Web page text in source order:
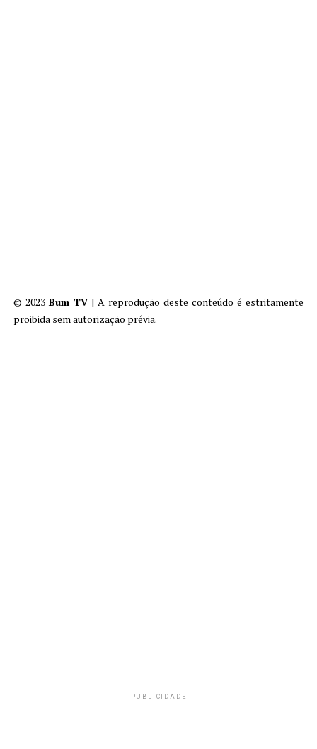
© 2023 Bum TV| A reprodução deste conteúdo é estritamente
proibida sem autorização prévia.
PUBLICIDADE